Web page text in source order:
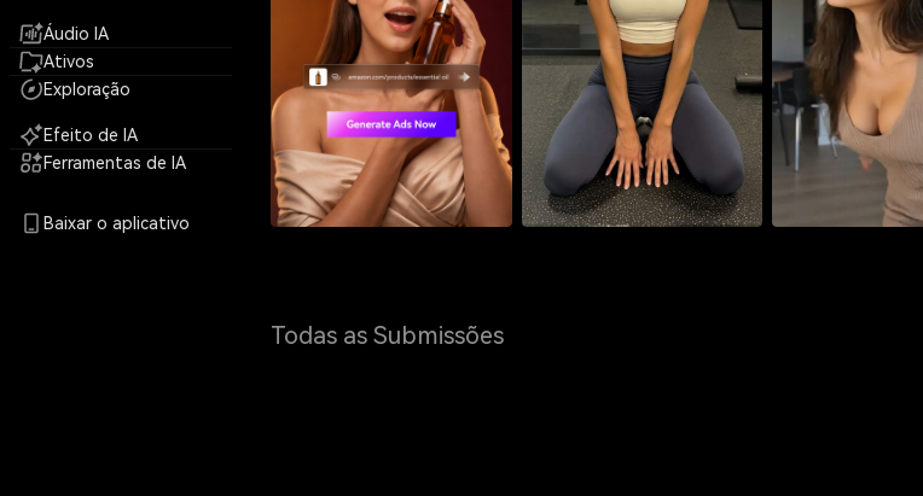
Áudio IA
Ativos
Exploração
Efeito de IA
Ferramentas de IA
Baixar o aplicativo
Todas as Submissões